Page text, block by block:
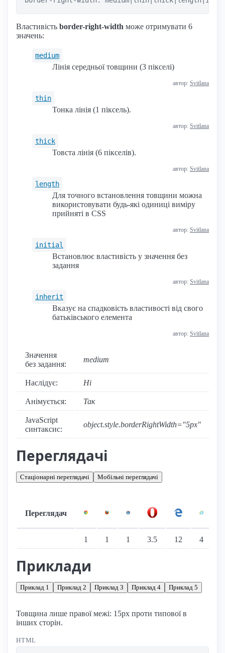
Властивість border-right-width може отримувати 6
значень:
medium
Лінія середньої товщини (3 пікселі)
автор: Svitlana
thin
Тонка лінія (1 піксель).
автор: Svitlana
thick
Товста лінія (6 пікселів).
автор: Svitlana
length
Для точного встановлення товщини можна
використовувати будь-які одиниці виміру
прийняті в CSS
автор: Svitlana
initial
Встановлює властивість у значення без
задання
автор: Svitlana
inherit
Вказує на спадковість властивості від свого
батьківського елемента
автор: Svitlana
Значення
без задання:
medium
Наслідує: Ні
Анімується: Так
JavaScript
синтаксис:
object.style.borderRightWidth="5px"
Переглядачі
Стаціонарні переглядачі Мобільні переглядачі
Переглядач
1 1 1 3.5 12 4
Приклади
Приклад 1 Приклад 2 Приклад 3 Приклад 4 Приклад 5
Товщина лише правої межі: 15px проти типової в
інших сторін.
HTML